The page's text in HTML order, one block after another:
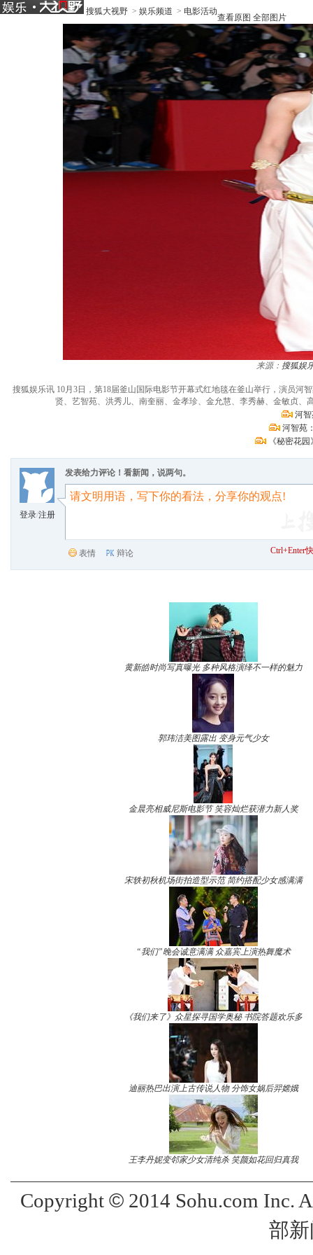
搜狐大视野 > 娱乐频道 > 电影活动
查看原图 全部图片
来源： 搜狐娱
搜狐娱乐讯 10月3日，第18届釜山国际电影节开幕式红地毯在釜山举行，演员
贤、艺智苑、洪秀儿、南奎丽、金孝珍、金允慧、李秀赫、金敏贞
河
河智苑
《秘密花
登录/注册
发表给力评论！看新闻，说两句。
表情 辩论 Ctrl+Enter
黄新皓时尚写真曝光 多种风格演绎不一样的魅力
郭玮洁美图露出 变身元气少女
金晨亮相威尼斯电影节 笑容灿烂获潜力新人奖
宋轶初秋机场街拍造型示范 简约搭配少女感满满
“我们”晚会诚意满满 众嘉宾上演热舞魔术
《我们来了》众星探寻国学奥秘 书院答题欢乐多
迪丽热巴出演上古传说人物 分饰女娲后羿嫦娥
王李丹妮变邻家少女清纯杀 笑颜如花回归真我
Copyright ©2014 Sohu.com Inc.
部